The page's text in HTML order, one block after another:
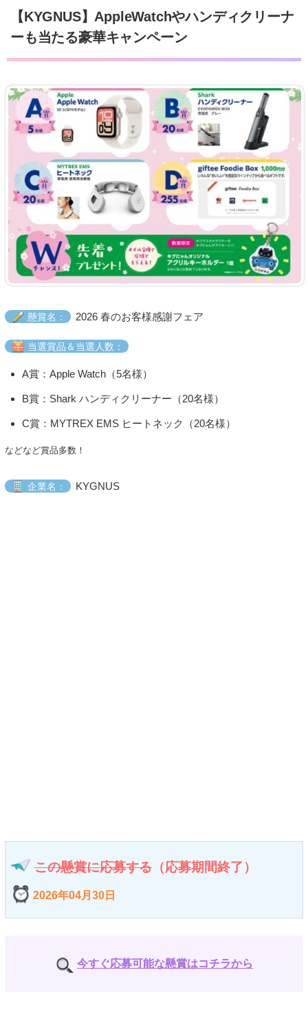
【KYGNUS】AppleWatchやハンディクリーナ
ーも当たる豪華キャンペーン
懸賞名： 2026 春のお客様感謝フェア
当選賞品＆当選人数：
A賞：Apple Watch（5名様）
B賞：Shark ハンディクリーナー（20名様）
C賞：MYTREX EMS ヒートネック（20名様）
などなど賞品多数！
企業名： KYGNUS
この懸賞に応募する （応募期間終了）
2026年04月30日
今すぐ応募可能な懸賞はコチラから